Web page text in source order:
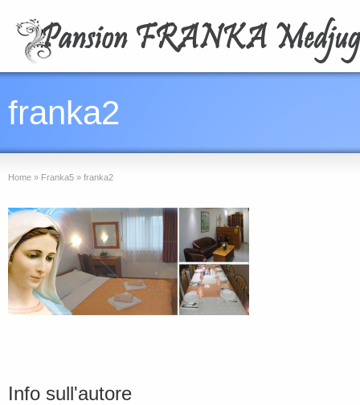
franka2
Home » Franka5 » franka2
Info sull'autore